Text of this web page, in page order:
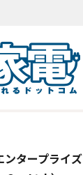
タープライズ